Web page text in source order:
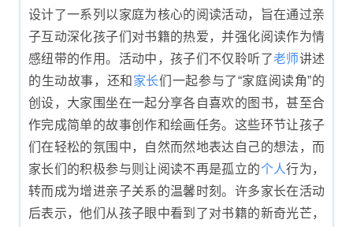
设计了一系列以家庭为核心的阅读活动，旨在通过亲
子互动深化孩子们对书籍的热爱，并强化阅读作为情
感纽带的作用。活动中，孩子们不仅聆听了老师讲述
的生动故事，还和 家长们一起参与了“家庭阅读角”的
创设，大家围坐在一起分享各自喜欢的图书，甚至合
作完成简单的故事创作和绘画任务。这些环节让孩子
们在轻松的氛围中，自然而然地表达自己的想法，而
家长们的积极参与则让阅读不再是孤立的个人行为，
转而成为增进亲子关系的温馨时刻。许多家长在活动
后表示，他们从孩子眼中看到了对书籍的新奇光芒，